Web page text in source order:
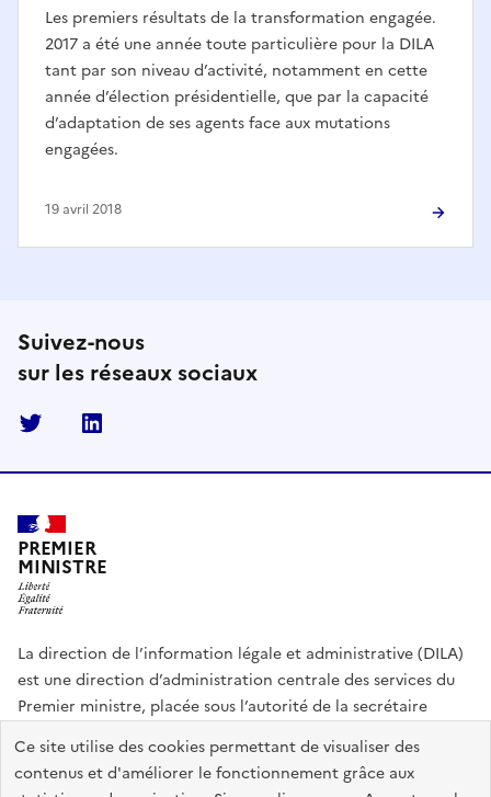
Ce site utilise des cookies permettant de visualiser des
contenus et d'améliorer le fonctionnement grâce aux
Les premiers résultats de la transformation engagée.
2017 a été une année toute particulière pour la DILA
tant par son niveau d’activité, notamment en cette
année d’élection présidentielle, que par la capacité
d’adaptation de ses agents face aux mutations
engagées.
19 avril 2018
Suivez-nous
sur les réseaux sociaux
Twitter
PREMIER
MINISTRE
La direction de l’information légale et administrative (DILA)
est une direction d’administration centrale des services du
Premier ministre, placée sous l’autorité de la secrétaire
info.gouv.fr
assemblee-nationale.fr sénat.fr